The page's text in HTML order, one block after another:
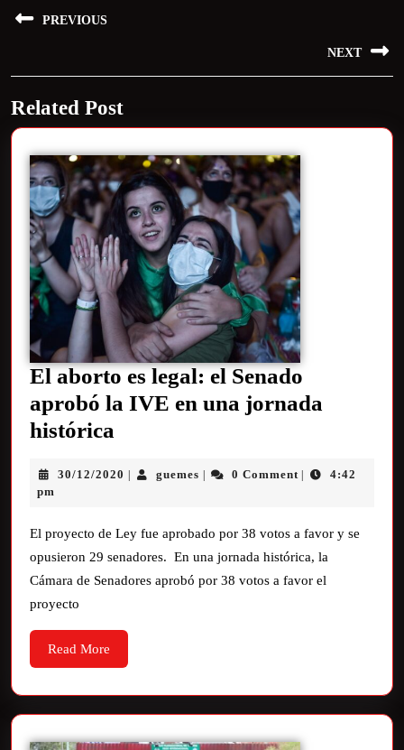
PREVIOUS
NEXT
Related Post
El aborto es legal: el Senado
aprobó la IVE en una jornada
histórica
30/12/2020 | guemes | 0 Comment |
4:42
pm
El proyecto de Ley fue aprobado por 38 votos a favor y se
opusieron 29 senadores. En una jornada histórica, la
Cámara de Senadores aprobó por 38 votos a favor el
proyecto
Read More